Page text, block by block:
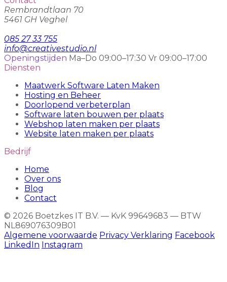
Rembrandtlaan 70
5461 GH Veghel
085 27 33 755
info@creativestudio.nl
Openingstijden Ma–Do 09:00–17:30 Vr 09:00–17:00
Diensten
Maatwerk Software Laten Maken
Hosting en Beheer
Doorlopend verbeterplan
Software laten bouwen per plaats
Webshop laten maken per plaats
Website laten maken per plaats
Bedrijf
Home
Over ons
Blog
Contact
© 2026 Boetzkes IT B.V. — KvK 99649683 — BTW
NL869076309B01
Algemene voorwaarde Privacy Verklaring Facebook
LinkedIn Instagram